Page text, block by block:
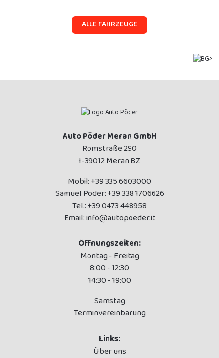
ALLE FAHRZEUGE
Auto Pöder Meran GmbH
Romstraße 290
I-39012 Meran BZ
Mobil:+39 335 6603000
Samuel Pöder:+39 338 1706626
Tel.:+39 0473 448958
Email:info@autopoeder.it
Öffnungszeiten:
Montag - Freitag
8:00 - 12:30
14:30 - 19:00
Samstag
Terminvereinbarung
Links:
Über uns